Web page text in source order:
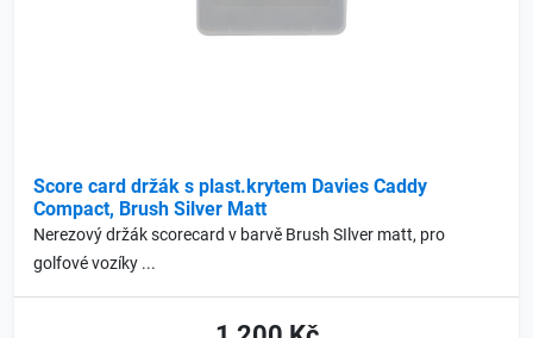
Score card držák s plast.krytem Davies Caddy
Compact, Brush Silver Matt
Nerezový držák scorecard v barvě Brush SIlver matt, pro
golfové vozíky ...